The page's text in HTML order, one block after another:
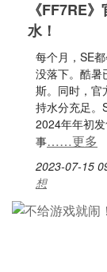
《FF7RE
水！
每个月，SE
没落下。酷暑
斯。同时，官
持水分充足。
2024年年初
事……更多
2023-07-15
想